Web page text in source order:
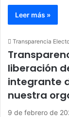
Leer más »
Transparencia
liberación
integrante
nuestra
9 de febrero de